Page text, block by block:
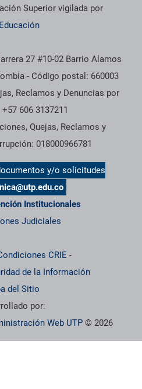
Superior vigilada por
27 #10-02 Barrio Alamos
- Código postal: 660003
Reclamos y Denuncias por
606 3137211
Quejas, Reclamos y
018000966781
y/o solicitudes
Institucionales
Judiciales
CRIE -
de la Información
del Sitio
por:
Web UTP © 2026